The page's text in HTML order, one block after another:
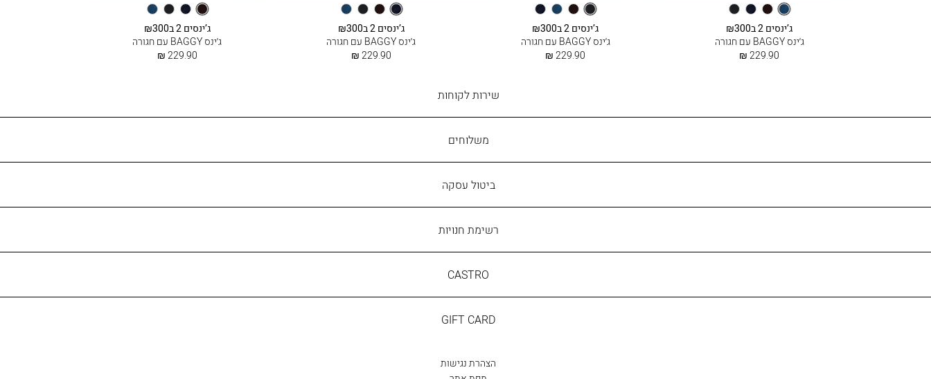
מיד
כחול
חוםדנים
שטוף
שחור
ג’ינסים 2 ב₪300
ג׳ינס BAGGY עם חגורה
החל
229.90 ₪
שחורחוםמיד דנים
שטוף ג’ינסים 2 ב₪300
ג׳ינס BAGGY עם חגורה
החל
229.90 ₪
דנים
לא
שטוף
חוםשחור
מיד
ג’ינסים 2 ב₪300
ג׳ינס BAGGY עם חגורה
החל
229.90 ₪
חום
כהה
דנים
שטוף
שחור
מיד
ג’ינסים 2 ב₪300
ג׳ינס BAGGY עם חגורה
החל
229.90 ₪
שירות
לקוחות
שירות לקוחות
משלוחים
ביטול עסקה
רשימת חנויות
CASTRO
CASTRO
GIFT
CARD
GIFT CARD
הצהרת נגישות